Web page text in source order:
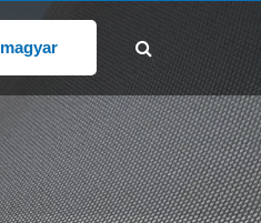
KÖVESS MINKET:
magyar